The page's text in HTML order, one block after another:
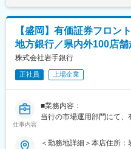
■当行について：
・東証プライム上場、県
・岩手県のリーディングバ
展に貢献する」「健全経営
ライム上場／合計109拠点
変更の範囲：会社の定める
行外研修にも積極的に派遣
◇また、自己啓発支援施策
に対し、専門学校等へのス
リアチャレンジプログラム
◇これらの研修会、研修派
に溢れる行員のキャリアア
■当行が求める人物像：
◇岩手銀行の財産は「信用
「人」の成長が当行の成長
◇金融業界が目まぐるしく
【盛岡】有価証券フロン
地方銀行／県内外100店
株式会社岩手銀行
正社員 上場企業
仕事内容
■業務内容：
当行の市場運用部門にて
トフォリオについて決定
＜勤務地詳細＞本店住所